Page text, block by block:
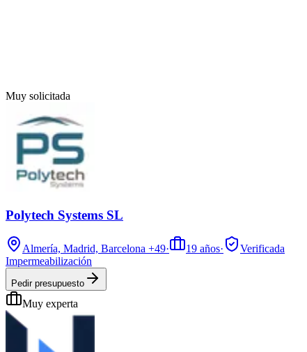
Muy solicitada
Polytech Systems SL
Almería, Madrid, Barcelona +49· 19 años·
Verificada
Impermeabilización
Pedir presupuesto
Muy experta